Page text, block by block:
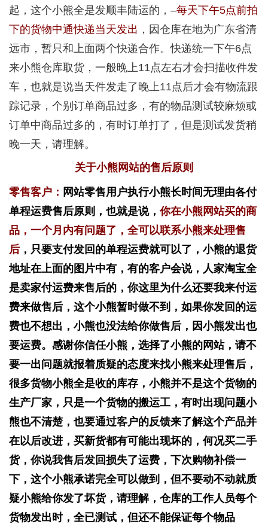
起，这个小熊全是发顺丰陆运的，–每天下午5点前拍
下的货物中通快递当天发出 ，因仓库在地为广东省清
远市，暂只和上面两个快递合作。快递统一下午6点
来小熊仓库取货，一般晚上11点左右才会扫描收件发
车，也就是说当天件发走了晚上11点后才会有物流跟
踪记录，个别订单商品过多，有的物品测试较麻烦或
订单中商品过多的，有时订单打了，但是测试发货稍
晚一天，请理解。
关于小熊网站的售后原则
零售客户： 网站零售用户执行小熊长时间无理由各付
单程运费售后原则，也就是说，你在小熊网站买的商
品，一个月内有问题了，全可以联系小熊来处理售
后 ，只要支付发回的单程运费就可以了，小熊的退货
地址在上面的图片中有，有的客户会说，人家淘宝全
是卖家付运费来售后的，你这里为什么还要我来付运
费来做售后，这个小熊暂时做不到，如果你发回的运
费也不想出，小熊也没法给你做售后，因小熊发出也
要运费。感谢你信任小熊，选择了小熊的网站，请不
要一出问题就报着质疑的态度来找小熊来处理售后，
很多货物小熊全是收的库存，小熊并不是这个货物的
生产厂家，只是一个货物的搬运工，有时出现问题小
熊也不清楚，也要通过客户的反馈来了解这个产品并
在以后改进，买新货都有可能出现坏的，何况买二手
货，你说我售后发回损失了运费，下次购物补偿一
下，这个小熊承诺完全可以做到，但不要动不动就质
疑小熊给你发了坏货，请理解，仓库的工作人员每个
货物发出时，全已测试，但还不能保证每个物品